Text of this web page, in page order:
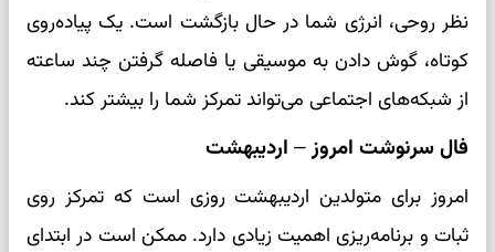
نظر روحی، انرژی شما در حال بازگشت است. یک پیاده‌روی
کوتاه، گوش دادن به موسیقی یا فاصله گرفتن چند ساعته
از شبکه‌های اجتماعی می‌تواند تمرکز شما را بیشتر کند.
فال سرنوشت امروز – اردیبهشت
امروز برای متولدین اردیبهشت روزی است که تمرکز روی
ثبات و برنامه‌ریزی اهمیت زیادی دارد. ممکن است در ابتدای